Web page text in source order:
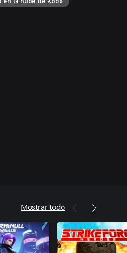
Mostrar todo